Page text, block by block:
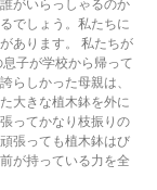
がいらっしゃるのか
でしょう。私たちに
あります。 私たちが
子が学校から帰って
らしかった母親は、
大きな植木鉢を外に
ってかなり枝振りの
張っても植木鉢はび
が持っている力を全